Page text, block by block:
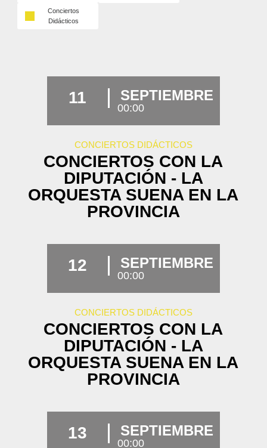
Conciertos
Didácticos
11 SEPTIEMBRE
00:00
CONCIERTOS DIDÁCTICOS
CONCIERTOS CON LA
DIPUTACIÓN - LA
ORQUESTA SUENA EN LA
PROVINCIA
12 SEPTIEMBRE
00:00
CONCIERTOS DIDÁCTICOS
CONCIERTOS CON LA
DIPUTACIÓN - LA
ORQUESTA SUENA EN LA
PROVINCIA
13 SEPTIEMBRE
00:00